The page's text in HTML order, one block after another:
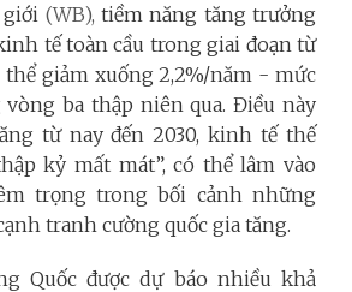
(WB), tiềm năng tăng trưởng
tế toàn cầu trong giai đoạn từ
thể giảm xuống 2,2%/năm - mức
ba thập niên qua. Điều này
từ nay đến 2030, kinh tế thế
kỷ mất mát”, có thể lâm vào
trọng trong bối cảnh những
tranh cường quốc gia tăng.
Quốc được dự báo nhiều khả